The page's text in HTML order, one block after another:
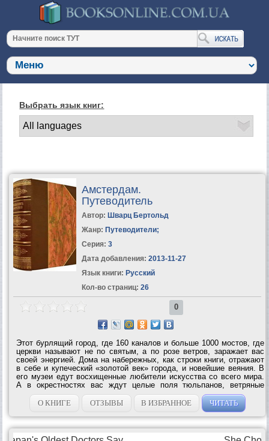
Выбрать язык книг:
Амстердам.
Путеводитель
Автор: Шварц Бертольд
Жанр: Путеводители;
Серия: 3
Дата добавления: 2013-11-27
Язык книги: Русский
Кол-во страниц: 26
0
Этот бурлящий город, где 160 каналов и больше 1000 мостов, где
церкви называют не по святым, а по розе ветров, заражает вас
своей энергией. Дома на набережных, как строки книги, отражают
в себе и купеческий «золотой век» города, и новейшие веяния. В
его музеи едут восхищенные любители искусства со всего мира.
А в окрестностях вас ждут целые поля тюльпанов, ветряные
мельницы и отличные пляжи.В путеводителе представлен
исторический обзор,...
О КНИГЕ ОТЗЫВЫ В ИЗБРАННОЕ ЧИТАТЬ